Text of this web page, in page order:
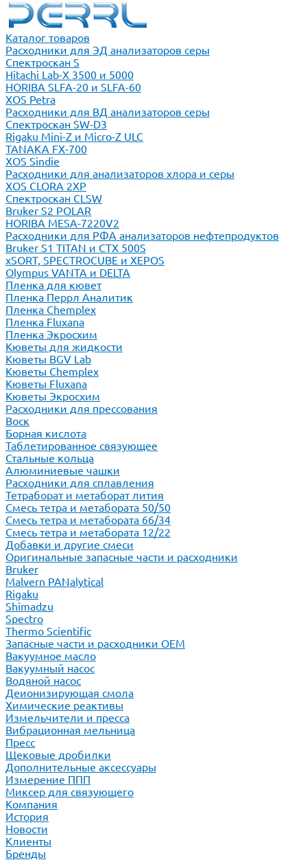
Каталог товаров
Расходники для ЭД анализаторов серы
Спектроскан S
Hitachi Lab-X 3500 и 5000
HORIBA SLFA-20 и SLFA-60
XOS Petra
Расходники для ВД анализаторов серы
Спектроскан SW-D3
Rigaku Mini-Z и Micro-Z ULC
TANAKA FX-700
XOS Sindie
Расходники для анализаторов хлора и серы
XOS CLORA 2XP
Спектроскан CLSW
Bruker S2 POLAR
HORIBA MESA-7220V2
Расходники для РФА анализаторов нефтепродуктов
Bruker S1 TITAN и CTX 500S
xSORT, SPECTROCUBE и XEPOS
Olympus VANTA и DELTA
Пленка для кювет
Пленка Перрл Аналитик
Пленка Chemplex
Пленка Fluxana
Пленка Экросхим
Кюветы для жидкости
Кюветы BGV Lab
Кюветы Chemplex
Кюветы Fluxana
Кюветы Экросхим
Расходники для прессования
Воск
Борная кислота
Таблетированное связующее
Стальные кольца
Алюминиевые чашки
Расходники для сплавления
Тетраборат и метаборат лития
Смесь тетра и метабората 50/50
Смесь тетра и метабората 66/34
Смесь тетра и метабората 12/22
Добавки и другие смеси
Оригинальные запасные части и расходники
Bruker
Malvern PANalytical
Rigaku
Shimadzu
Spectro
Thermo Scientific
Запасные части и расходники ОЕМ
Вакуумное масло
Вакуумный насос
Водяной насос
Деионизирующая смола
Химические реактивы
Измельчители и пресса
Вибрационная мельница
Пресс
Щековые дробилки
Дополнительные аксессуары
Измерение ППП
Миксер для связующего
Компания
История
Новости
Клиенты
Бренды